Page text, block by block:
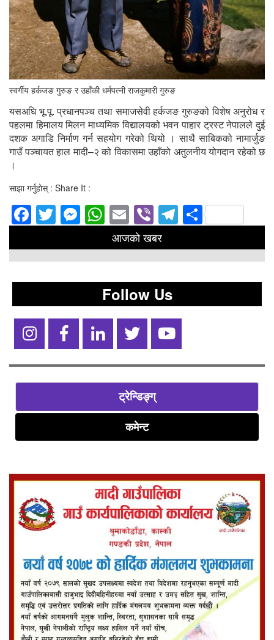
स्वर्गीय हर्कजङ गुरुङ र उहाँकी धर्मपत्नी राजकुमारी गुरुङ
यसअघि भू.पू. प्रधानपञ्च तथा समाजसेवी हर्कजङ गुरुङको विशेष अनुरोध र
पहलमा हिमालय मिलन माध्यमिक विद्यालयको भवन पाहार ट्रस्ट नेपालले दुई
दशक अगाडि निर्माण गर्न सहयोग गरेको थियो । साथै साबिकको नामार्जुङ
गाउँ पञ्चायत हाल मादी–२ को विकासमा उहाँको अतुलनीय योगदान रहेको छ
।
साझा गर्नुहोस् : Share It :
Facebook
Twitter
Messenger
WhatsApp
EmailViberTelegram
Share
आजको खबर
Follow Us
ट्रेन्डिङ्ग्
कमेन्ट